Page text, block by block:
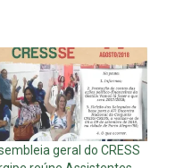
geral do CRESS